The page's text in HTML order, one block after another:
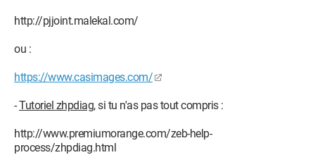
http://pjjoint.malekal.com/
ou :
https://www.casimages.com/
-Tutoriel zhpdiag,si tu n'as pas tout compris :
http://www.premiumorange.com/zeb-help-
process/zhpdiag.html